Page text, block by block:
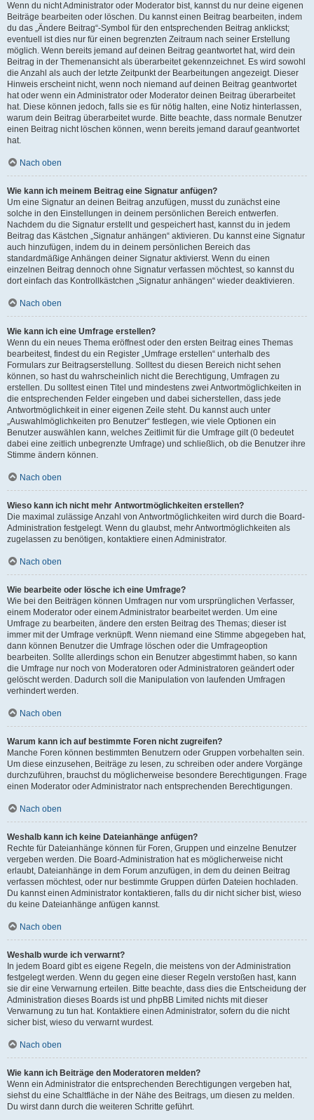
Wenn du nicht Administrator oder Moderator bist, kannst du nur deine eigenen
Beiträge bearbeiten oder löschen. Du kannst einen Beitrag bearbeiten, indem
du das „Ändere Beitrag“-Symbol für den entsprechenden Beitrag anklickst;
eventuell ist dies nur für einen begrenzten Zeitraum nach seiner Erstellung
möglich. Wenn bereits jemand auf deinen Beitrag geantwortet hat, wird dein
Beitrag in der Themenansicht als überarbeitet gekennzeichnet. Es wird sowohl
die Anzahl als auch der letzte Zeitpunkt der Bearbeitungen angezeigt. Dieser
Hinweis erscheint nicht, wenn noch niemand auf deinen Beitrag geantwortet
hat oder wenn ein Administrator oder Moderator deinen Beitrag überarbeitet
hat. Diese können jedoch, falls sie es für nötig halten, eine Notiz hinterlassen,
warum dein Beitrag überarbeitet wurde. Bitte beachte, dass normale Benutzer
einen Beitrag nicht löschen können, wenn bereits jemand darauf geantwortet
hat.
Nach oben
Wie kann ich meinem Beitrag eine Signatur anfügen?
Um eine Signatur an deinen Beitrag anzufügen, musst du zunächst eine
solche in den Einstellungen in deinem persönlichen Bereich entwerfen.
Nachdem du die Signatur erstellt und gespeichert hast, kannst du in jedem
Beitrag das Kästchen „Signatur anhängen“ aktivieren. Du kannst eine Signatur
auch hinzufügen, indem du in deinem persönlichen Bereich das
standardmäßige Anhängen deiner Signatur aktivierst. Wenn du einen
einzelnen Beitrag dennoch ohne Signatur verfassen möchtest, so kannst du
dort einfach das Kontrollkästchen „Signatur anhängen“ wieder deaktivieren.
Nach oben
Wie kann ich eine Umfrage erstellen?
Wenn du ein neues Thema eröffnest oder den ersten Beitrag eines Themas
bearbeitest, findest du ein Register „Umfrage erstellen“ unterhalb des
Formulars zur Beitragserstellung. Solltest du diesen Bereich nicht sehen
können, so hast du wahrscheinlich nicht die Berechtigung, Umfragen zu
erstellen. Du solltest einen Titel und mindestens zwei Antwortmöglichkeiten in
die entsprechenden Felder eingeben und dabei sicherstellen, dass jede
Antwortmöglichkeit in einer eigenen Zeile steht. Du kannst auch unter
„Auswahlmöglichkeiten pro Benutzer“ festlegen, wie viele Optionen ein
Benutzer auswählen kann, welches Zeitlimit für die Umfrage gilt (0 bedeutet
dabei eine zeitlich unbegrenzte Umfrage) und schließlich, ob die Benutzer ihre
Stimme ändern können.
Nach oben
Wieso kann ich nicht mehr Antwortmöglichkeiten erstellen?
Die maximal zulässige Anzahl von Antwortmöglichkeiten wird durch die Board-
Administration festgelegt. Wenn du glaubst, mehr Antwortmöglichkeiten als
zugelassen zu benötigen, kontaktiere einen Administrator.
Nach oben
Wie bearbeite oder lösche ich eine Umfrage?
Wie bei den Beiträgen können Umfragen nur vom ursprünglichen Verfasser,
einem Moderator oder einem Administrator bearbeitet werden. Um eine
Umfrage zu bearbeiten, ändere den ersten Beitrag des Themas; dieser ist
immer mit der Umfrage verknüpft. Wenn niemand eine Stimme abgegeben hat,
dann können Benutzer die Umfrage löschen oder die Umfrageoption
bearbeiten. Sollte allerdings schon ein Benutzer abgestimmt haben, so kann
die Umfrage nur noch von Moderatoren oder Administratoren geändert oder
gelöscht werden. Dadurch soll die Manipulation von laufenden Umfragen
verhindert werden.
Nach oben
Warum kann ich auf bestimmte Foren nicht zugreifen?
Manche Foren können bestimmten Benutzern oder Gruppen vorbehalten sein.
Um diese einzusehen, Beiträge zu lesen, zu schreiben oder andere Vorgänge
durchzuführen, brauchst du möglicherweise besondere Berechtigungen. Frage
einen Moderator oder Administrator nach entsprechenden Berechtigungen.
Nach oben
Weshalb kann ich keine Dateianhänge anfügen?
Rechte für Dateianhänge können für Foren, Gruppen und einzelne Benutzer
vergeben werden. Die Board-Administration hat es möglicherweise nicht
erlaubt, Dateianhänge in dem Forum anzufügen, in dem du deinen Beitrag
verfassen möchtest, oder nur bestimmte Gruppen dürfen Dateien hochladen.
Du kannst einen Administrator kontaktieren, falls du dir nicht sicher bist, wieso
du keine Dateianhänge anfügen kannst.
Nach oben
Weshalb wurde ich verwarnt?
In jedem Board gibt es eigene Regeln, die meistens von der Administration
festgelegt werden. Wenn du gegen eine dieser Regeln verstoßen hast, kann
sie dir eine Verwarnung erteilen. Bitte beachte, dass dies die Entscheidung der
Administration dieses Boards ist und phpBB Limited nichts mit dieser
Verwarnung zu tun hat. Kontaktiere einen Administrator, sofern du die nicht
sicher bist, wieso du verwarnt wurdest.
Nach oben
Wie kann ich Beiträge den Moderatoren melden?
Wenn ein Administrator die entsprechenden Berechtigungen vergeben hat,
siehst du eine Schaltfläche in der Nähe des Beitrags, um diesen zu melden.
Du wirst dann durch die weiteren Schritte geführt.